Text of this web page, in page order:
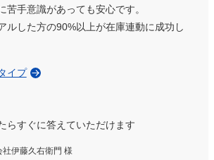
苦手意識があっても安心です。
ルした方の90%以上が在庫連動に成功し
イプ
らすぐに答えていただけます
社伊藤久右衛門 様